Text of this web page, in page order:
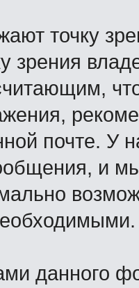
точку
зрения
почте. У
и
данного